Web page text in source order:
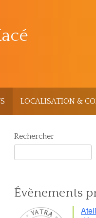
LOCALISATION &
Rechercher
Évènements